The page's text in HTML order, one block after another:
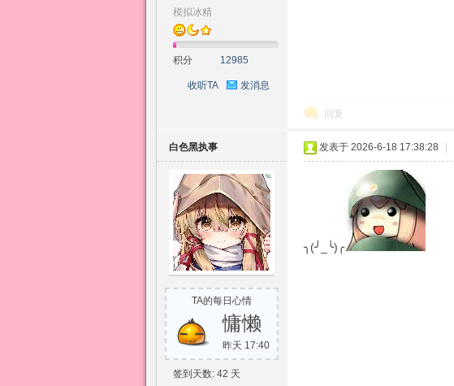
乡
模拟冰精
积分 12985
收听TA 发消息
回复
白色黑执事
TA的每日心情
慵懒
昨天 17:40
签到天数: 42 天
发表于 2026-6-18 17:38:28
╮(╯_╰)╭